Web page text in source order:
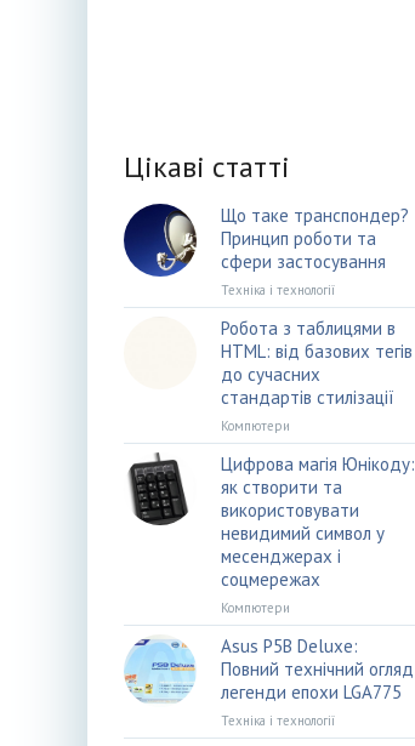
Цікаві статті
Що таке транспондер?
Принцип роботи та
сфери застосування
Техніка і технології
Робота з таблицями в
HTML: від базових тегів
до сучасних
стандартів стилізації
Компютери
Цифрова магія Юнікоду:
як створити та
використовувати
невидимий символ у
месенджерах і
соцмережах
Компютери
Asus P5B Deluxe:
Повний технічний огляд
легенди епохи LGA775
Техніка і технології